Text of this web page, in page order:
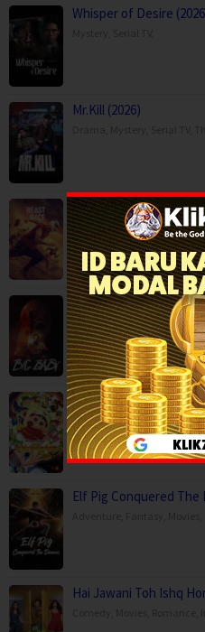
Whisper of Desire
Mr.Kill (2026)
Beast Race (2026)
Action,Movies,Science
Big Baby (2025)
Horror,Movies,USA
Crayon Shin-chan the
Adventure,Animation,
Elf Pig Conquered The
Hai Jawani Toh Ishq